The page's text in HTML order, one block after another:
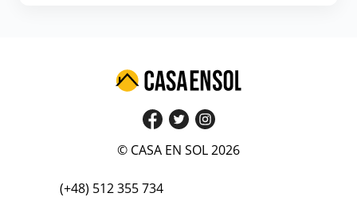
© CASA EN SOL 2026
(+48) 512 355 734